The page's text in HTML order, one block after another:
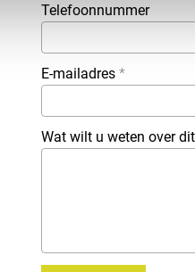
Telefoonnummer
E-mailadres *
Wat wilt u weten over